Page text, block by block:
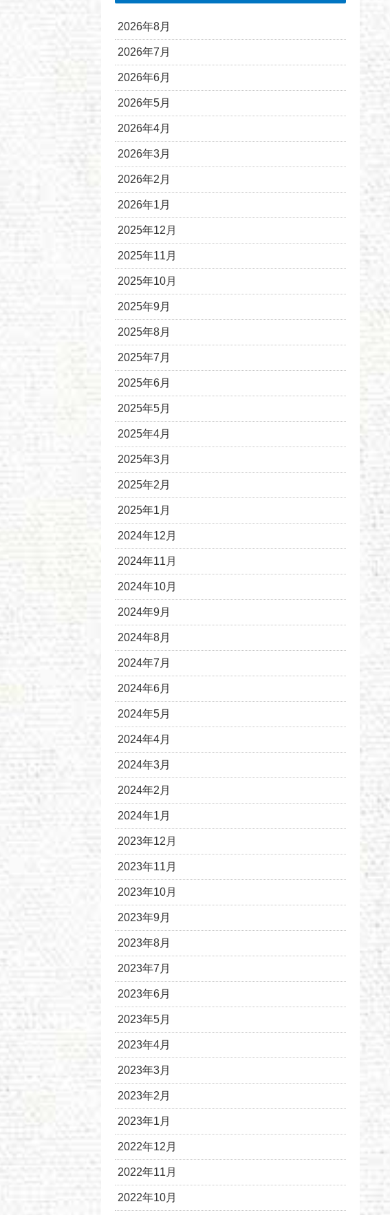
2026年8月
2026年7月
2026年6月
2026年5月
2026年4月
2026年3月
2026年2月
2026年1月
2025年12月
2025年11月
2025年10月
2025年9月
2025年8月
2025年7月
2025年6月
2025年5月
2025年4月
2025年3月
2025年2月
2025年1月
2024年12月
2024年11月
2024年10月
2024年9月
2024年8月
2024年7月
2024年6月
2024年5月
2024年4月
2024年3月
2024年2月
2024年1月
2023年12月
2023年11月
2023年10月
2023年9月
2023年8月
2023年7月
2023年6月
2023年5月
2023年4月
2023年3月
2023年2月
2023年1月
2022年12月
2022年11月
2022年10月